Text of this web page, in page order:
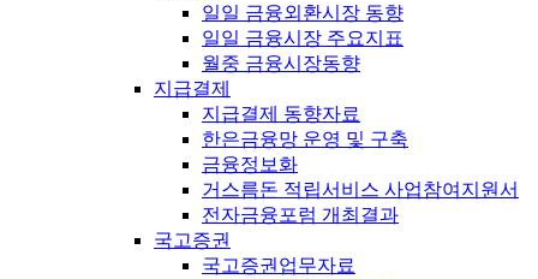
일일 금융외환시장 동향
일일 금융시장 주요지표
월중 금융시장동향
지급결제
지급결제 동향자료
한은금융망 운영 및 구축
금융정보화
거스름돈 적립서비스 사업참여지원서
전자금융포럼 개최결과
국고증권
국고증권업무자료